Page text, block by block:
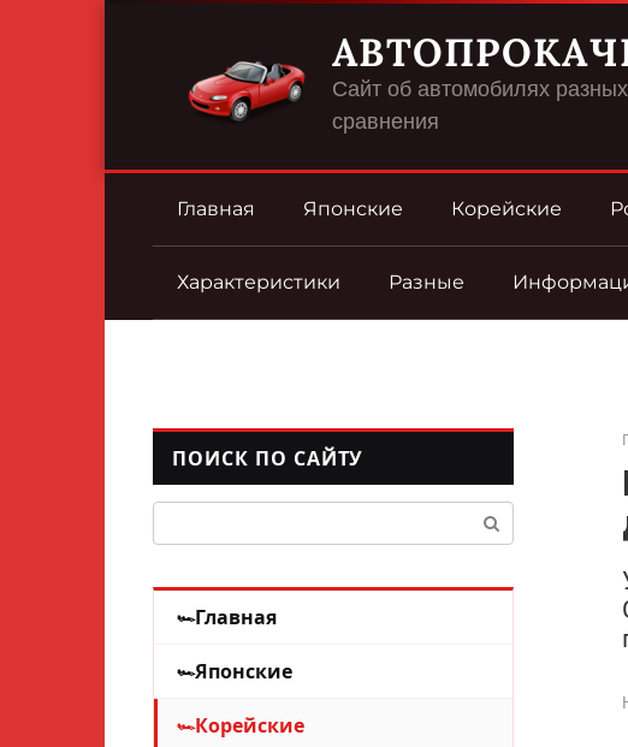
Сайт об автомобилях
сравнения
Главная Японские Корейские
Характеристики Разные
ПОИСК ПО САЙТУ
Главная
Японские
Корейские